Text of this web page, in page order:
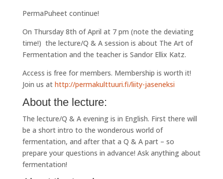
PermaPuheet continue!
On Thursday 8th of April at 7 pm (note the deviating
time!) the lecture/Q & A session is about The Art of
Fermentation and the teacher is Sandor Ellix Katz.
Access is free for members. Membership is worth it!
Join us at http://permakulttuuri.fi/liity-jaseneksi
About the lecture:
The lecture/Q & A evening is in English. First there will
be a short intro to the wonderous world of
fermentation, and after that a Q & A part – so
prepare your questions in advance! Ask anything about
fermentation!